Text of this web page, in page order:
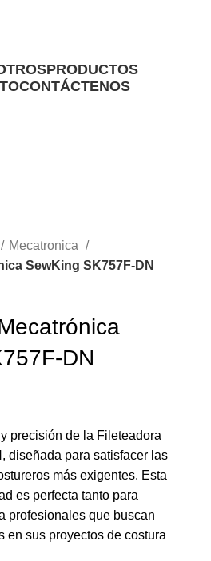
PRODUCTOS
CONTÁCTENOS
Mecatronica
SewKing SK757F-DN
DN
precisión de la Fileteadora
diseñada para satisfacer las
más exigentes. Esta
es perfecta tanto para
profesionales que buscan
en sus proyectos de costura